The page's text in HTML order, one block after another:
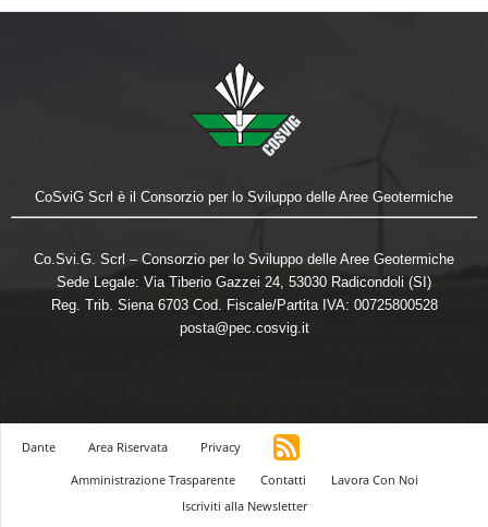
CoSviG Scrl è il Consorzio per lo Sviluppo delle Aree Geotermiche
Co.Svi.G. Scrl – Consorzio per lo Sviluppo delle Aree Geotermiche
Sede Legale: Via Tiberio Gazzei 24, 53030 Radicondoli (SI)
Reg. Trib. Siena 6703 Cod. Fiscale/Partita IVA: 00725800528
posta@pec.cosvig.it
Dante Area Riservata
Privacy
Amministrazione Trasparente
Contatti
Lavora Con Noi
Iscriviti alla Newsletter